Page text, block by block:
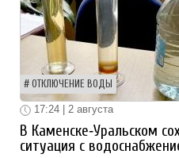
ОТКЛЮЧЕНИЕ ВОДЫ
17:24 | 2 августа
В Каменске‑Уральском
ситуация с